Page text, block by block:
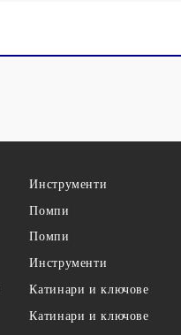
Инструменти
Помпи
Помпи
Инструменти
Катинари и ключове
Катинари и ключове